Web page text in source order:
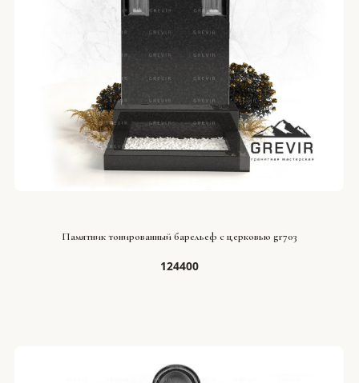
Памятник тонированный барельеф с церковью gr703
124400